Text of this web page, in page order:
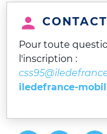
CONTACT
Pour toute
l'inscription :
iledefrance-